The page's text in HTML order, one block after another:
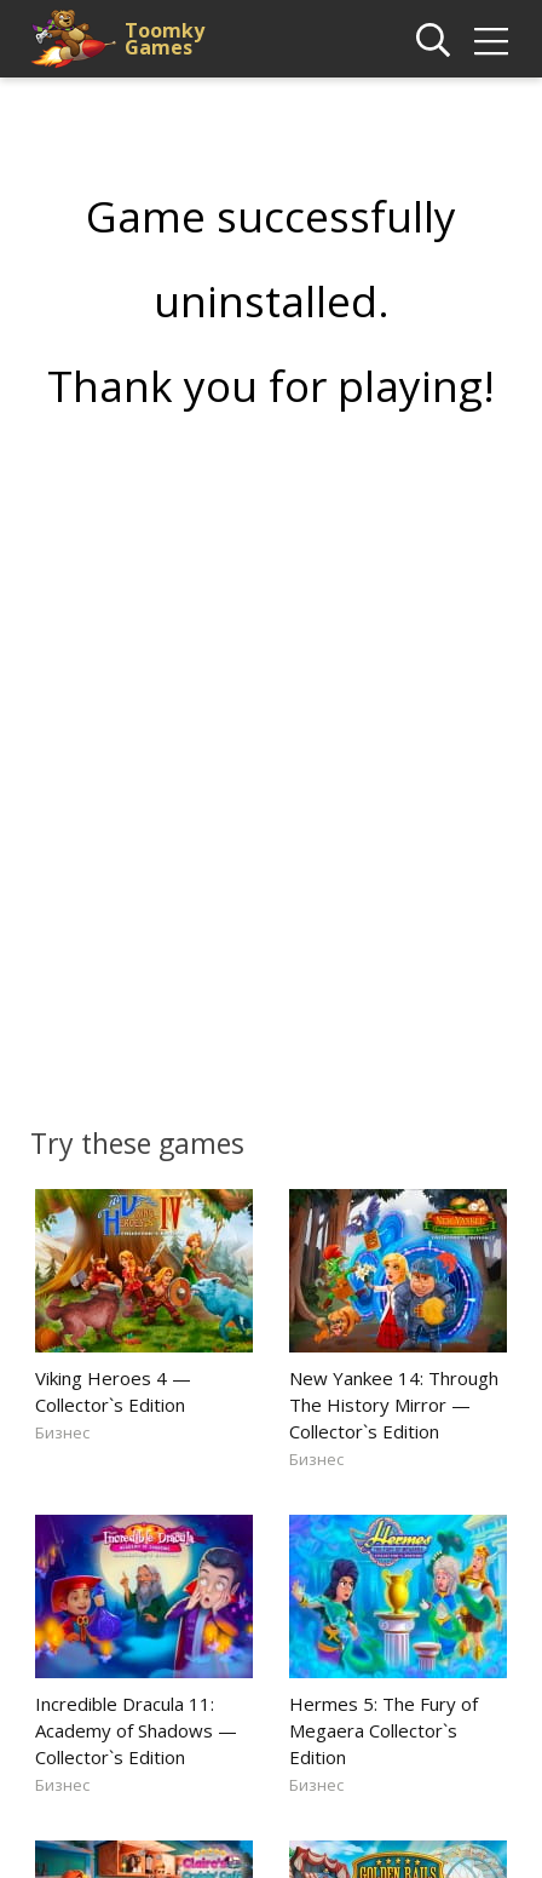
Toomky
Games
Game successfully
uninstalled.
Thank you for playing!
Try these games
Viking Heroes 4 —
Collector`s Edition
Бизнес
New Yankee 14: Through
The History Mirror —
Collector`s Edition
Бизнес
Incredible Dracula 11:
Academy of Shadows —
Collector`s Edition
Бизнес
Hermes 5: The Fury of
Megaera Collector`s
Edition
Бизнес